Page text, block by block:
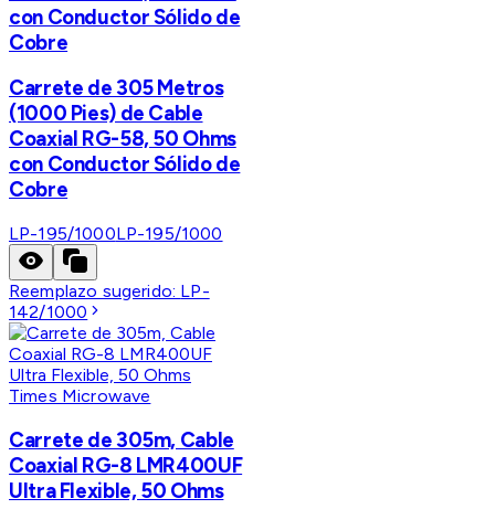
con Conductor Sólido de
Cobre
Carrete de 305 Metros
(1000 Pies) de Cable
Coaxial RG-58, 50 Ohms
con Conductor Sólido de
Cobre
LP-195/1000LP-195/1000
Reemplazo sugerido: LP-
142/1000
Times Microwave
Carrete de 305m, Cable
Coaxial RG-8 LMR400UF
Ultra Flexible, 50 Ohms